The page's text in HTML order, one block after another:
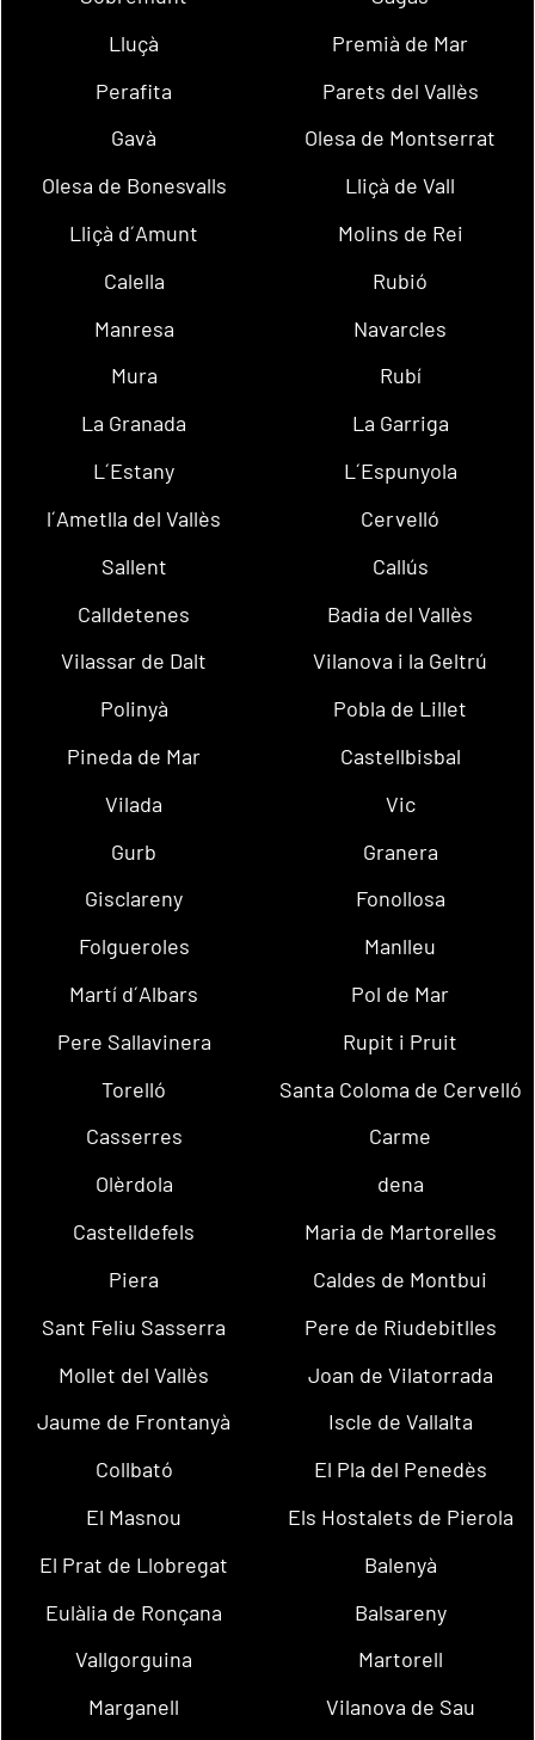
Lluçà
Premià de Mar
Perafita
Parets del Vallès
Gavà
Olesa de Montserrat
Olesa de Bonesvalls
Lliçà de Vall
Lliçà d´Amunt
Molins de Rei
Calella
Rubió
Manresa
Navarcles
Mura
Rubí
La Granada
La Garriga
L´Estany
L´Espunyola
l´Ametlla del Vallès
Cervelló
Sallent
Callús
Calldetenes
Badia del Vallès
Vilassar de Dalt
Vilanova i la Geltrú
Polinyà
Pobla de Lillet
Pineda de Mar
Castellbisbal
Vilada
Vic
Gurb
Granera
Gisclareny
Fonollosa
Folgueroles
Manlleu
Martí d´Albars
Pol de Mar
Pere Sallavinera
Rupit i Pruit
Torelló
Santa Coloma de Cervelló
Casserres
Carme
Olèrdola
dena
Castelldefels
Maria de Martorelles
Piera
Caldes de Montbui
Sant Feliu Sasserra
Pere de Riudebitlles
Mollet del Vallès
Joan de Vilatorrada
Jaume de Frontanyà
Iscle de Vallalta
Collbató
El Pla del Penedès
El Masnou
Els Hostalets de Pierola
El Prat de Llobregat
Balenyà
Eulàlia de Ronçana
Balsareny
Vallgorguina
Martorell
Marganell
Vilanova de Sau